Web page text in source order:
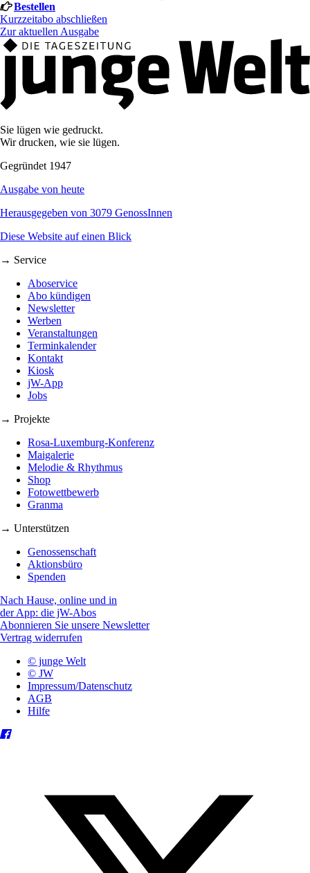
Bestellen
Kurzzeitabo abschließen
Zur aktuellen Ausgabe
Sie lügen wie gedruckt.
Wir drucken, wie sie lügen.
Gegründet 1947
Ausgabe von heute
Herausgegeben von 3079 GenossInnen
Diese Website auf einen Blick
→ Service
Aboservice
Abo kündigen
Newsletter
Werben
Veranstaltungen
Terminkalender
Kontakt
Kiosk
jW-App
Jobs
→ Projekte
Rosa-Luxemburg-Konferenz
Maigalerie
Melodie & Rhythmus
Shop
Fotowettbewerb
Granma
→ Unterstützen
Genossenschaft
Aktionsbüro
Spenden
Nach Hause, online und in
der App: die jW-Abos
Abonnieren Sie unsere Newsletter
Vertrag widerrufen
© junge Welt
© JW
Impressum/Datenschutz
AGB
Hilfe